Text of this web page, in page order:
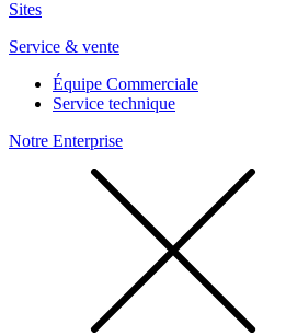
Sites
Service & vente
Équipe Commerciale
Service technique
Notre Enterprise